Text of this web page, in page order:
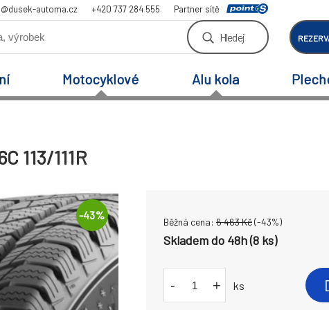
automa.cz +420 737 284 555 Partner sítě
Hledej
Motocyklové Alu kola
113/111R
-43%
Běžná cena: 6 463Kč(-43%)
Skladem do 48h (8 ks)
- + ks